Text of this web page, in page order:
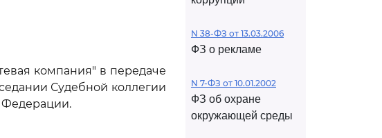
компания" в передаче
Судебной коллегии
Федерации.
N 38-ФЗ от 13.03.2006
ФЗ о рекламе
N 7-ФЗ от 10.01.2002
ФЗ об охране
окружающей среды